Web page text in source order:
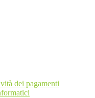
dei pagamenti